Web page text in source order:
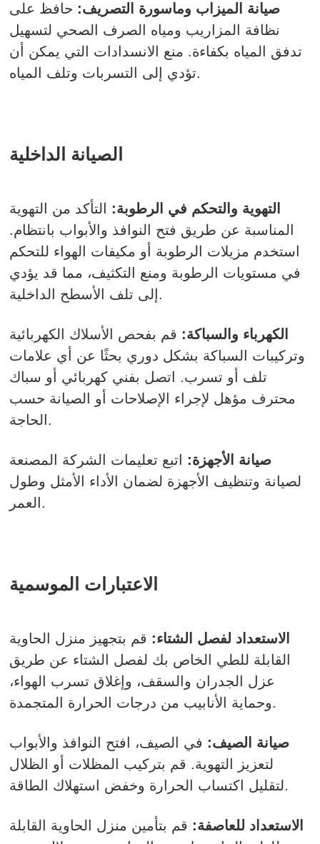
صيانة الميزاب وماسورة التصريف: حافظ على
نظافة المزاريب ومياه الصرف الصحي لتسهيل
تدفق المياه بكفاءة. منع الانسدادات التي يمكن أن
تؤدي إلى التسربات وتلف المياه.
الصيانة الداخلية
التهوية والتحكم في الرطوبة: التأكد من التهوية
المناسبة عن طريق فتح النوافذ والأبواب بانتظام.
استخدم مزيلات الرطوبة أو مكيفات الهواء للتحكم
في مستويات الرطوبة ومنع التكثيف، مما قد يؤدي
إلى تلف الأسطح الداخلية.
الكهرباء والسباكة: قم بفحص الأسلاك الكهربائية
وتركيبات السباكة بشكل دوري بحثًا عن أي علامات
تلف أو تسرب. اتصل بفني كهربائي أو سباك
محترف مؤهل لإجراء الإصلاحات أو الصيانة حسب
الحاجة.
صيانة الأجهزة: اتبع تعليمات الشركة المصنعة
لصيانة وتنظيف الأجهزة لضمان الأداء الأمثل وطول
العمر.
الاعتبارات الموسمية
الاستعداد لفصل الشتاء: قم بتجهيز منزل الحاوية
القابلة للطي الخاص بك لفصل الشتاء عن طريق
عزل الجدران والسقف، وإغلاق تسرب الهواء،
وحماية الأنابيب من درجات الحرارة المتجمدة.
صيانة الصيف: في الصيف، افتح النوافذ والأبواب
لتعزيز التهوية. قم بتركيب المظلات أو الظلال
لتقليل اكتساب الحرارة وخفض استهلاك الطاقة.
الاستعداد للعاصفة: قم بتأمين منزل الحاوية القابلة